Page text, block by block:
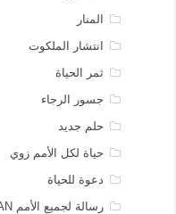
المنار
انتشار الملكوت
ثمر الحياة
جسور الرجاء
حلم جديد
حياة لكل الأمم زوي
دعوة للحياة
رسالة لجميع الأمم MAN